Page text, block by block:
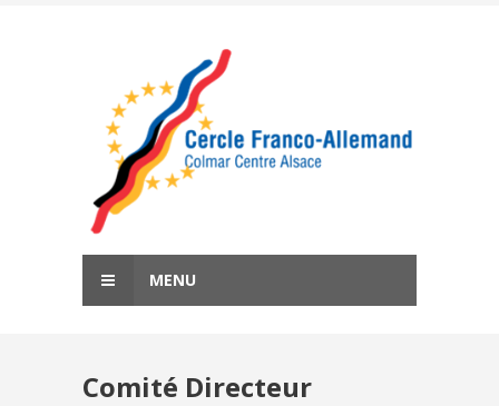
MENU
Comité Directeur